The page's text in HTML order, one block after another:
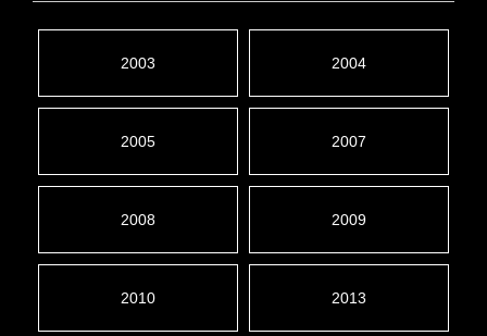
2003 2004
2005 2007
2008 2009
2010 2013